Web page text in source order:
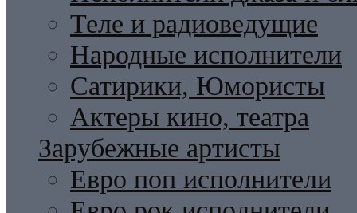
Теле и радиоведущие
Народные исполнители
Сатирики, Юмористы
Актеры кино, театра
Зарубежные артисты
Евро поп исполнители